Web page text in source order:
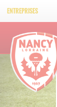
ENTREPRISES